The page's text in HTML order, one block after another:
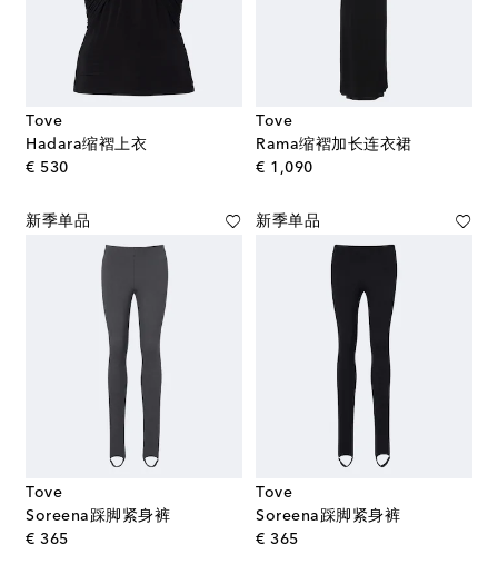
Tove
Hadara缩褶上衣
€ 530original price
Tove
Rama缩褶加长连衣裙
€ 1,090original price
新季单品
Tove
Soreena踩脚紧身裤
€ 365original price
新季单品
Tove
Soreena踩脚紧身裤
€ 365original price